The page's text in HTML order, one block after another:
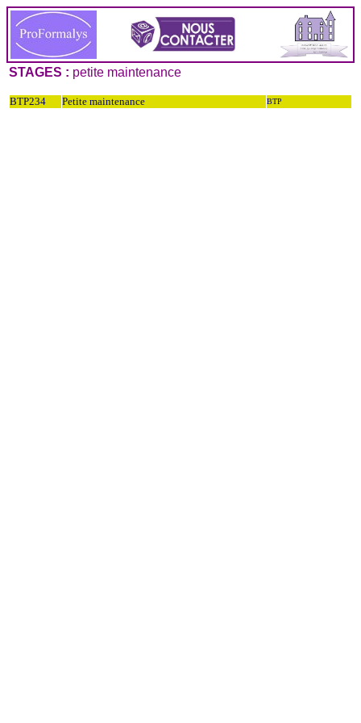
STAGES : petite maintenance
BTP234 Petite maintenance BTP